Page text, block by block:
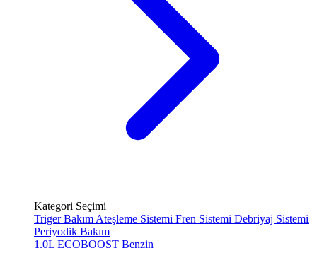
Kategori Seçimi
Triger Bakım Ateşleme Sistemi Fren Sistemi Debriyaj Sistemi
Periyodik Bakım
1.0L ECOBOOST Benzin